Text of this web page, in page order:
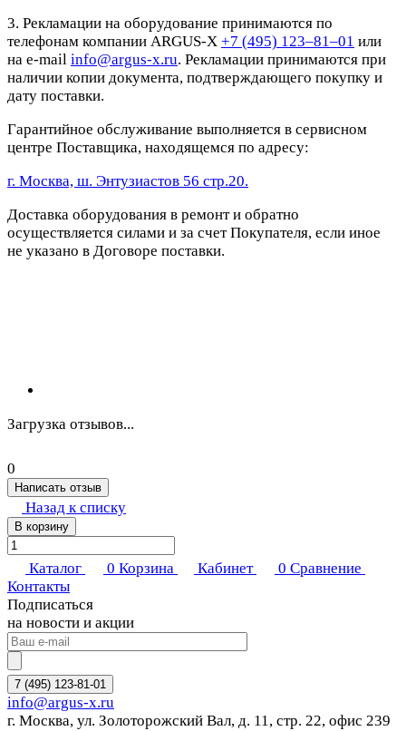
3. Рекламации на оборудование принимаются по
телефонам компании ARGUS-X +7 (495) 123–81–01 или
на e-mail info@argus-x.ru. Рекламации принимаются при
наличии копии документа, подтверждающего покупку и
дату поставки.
Гарантийное обслуживание выполняется в сервисном
центре Поставщика, находящемся по адресу:
г. Москва, ш. Энтузиастов 56 стр.20.
Доставка оборудования в ремонт и обратно
осуществляется силами и за счет Покупателя, если иное
не указано в Договоре поставки.
Загрузка отзывов...
0
Написать отзыв
Назад к списку
В корзину
Каталог 0 Корзина Кабинет 0 Сравнение
Контакты
Подписаться
на новости и акции
7 (495) 123-81-01
info@argus-x.ru
г. Москва, ул. Золоторожский Вал, д. 11, стр. 22, офис 239